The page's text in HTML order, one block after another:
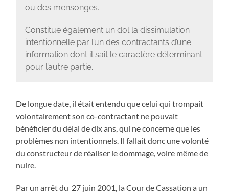
ou des mensonges.
Constitue également un dol la dissimulation
intentionnelle par l’un des contractants d’une
information dont il sait le caractère déterminant
pour l’autre partie.
De longue date, il était entendu que celui qui trompait
volontairement son co-contractant ne pouvait
bénéficier du délai de dix ans, qui ne concerne que les
problèmes non intentionnels. Il fallait donc une volonté
du constructeur de réaliser le dommage, voire même de
nuire.
Par un arrêt du 27 juin 2001, la Cour de Cassation a un